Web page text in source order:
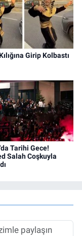
Girip Kolbastı
Tarihi Gece!
Salah Coşkuyla